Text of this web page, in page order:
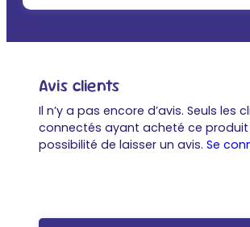
Avis clients
Il n’y a pas encore d’avis. Seuls les
connectés ayant acheté ce
possibilité de laisser un avis. Se